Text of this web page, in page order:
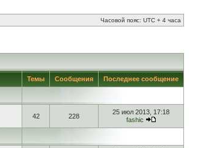
Часовой пояс: UTC + 4 часа
Темы Сообщения Последнее сообщение
42 228
25 июл 2013, 17:18
fashic